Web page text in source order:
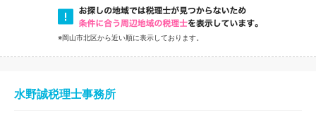
※岡山市北区から近い順に表示しております。
水野誠税理士事務所